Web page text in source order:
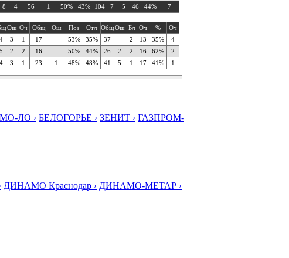
8 4 56 1 50% 43% 104 7 5 46 44% 7
Ош Оч Общ Ош Поз Отл ОбщОш Бл Оч % Оч
3 1 17 - 53% 35% 37 - 2 13 35% 4
2 2 16 - 50% 44% 26 2 2 16 62% 2
3 1 23 1 48% 48% 41 5 1 17 41% 1
ЛО › БЕЛОГОРЬЕ › ЗЕНИТ › ГАЗПРОМ-
ДИНАМО Краснодар › ДИНАМО-МЕТАР ›